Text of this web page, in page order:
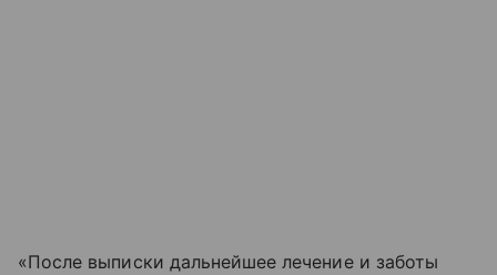
«После выписки дальнейшее лечение и заботы